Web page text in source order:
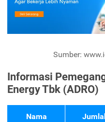
Sumber:
Informasi
Energy Tbk (ADRO)
Nama